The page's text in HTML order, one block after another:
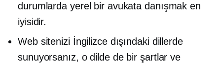
durumlarda yerel bir avukata danışmak en
iyisidir.
Web sitenizi İngilizce dışındaki dillerde
sunuyorsanız, o dilde de bir şartlar ve